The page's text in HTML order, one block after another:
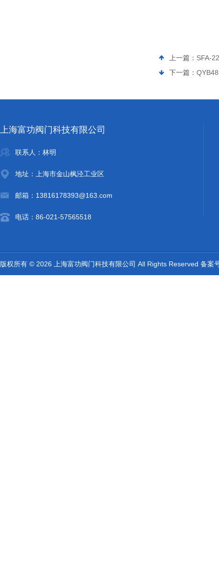
上一篇： SFA-
下一篇：
上海富功阀门科技有限公司
联系人：林明
地址：上海市金山枫泾工业区
邮箱：13816178393@163.com
电话：86-021-57565518
版权所有 © 2026 上海富功阀门科技有限公司 All Rights Reserved 备案